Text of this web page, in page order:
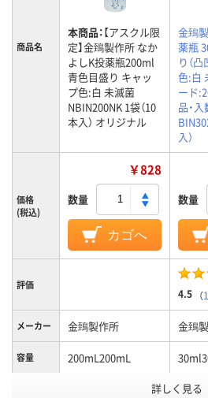
商品名
本商品：【アスクル限
定】金鵄製作所 なか
よしK投薬瓶200ml
青色目盛り キャッ
プ色:白 未滅菌
NBIN200NK 1袋（10
本入） オリジナル
金鵄
薬瓶
り（
色:白
ード
品・
入）
価格
(税込)
￥828
数量
カゴへ
数量
評価
4.5 （
メーカー 金鵄製作所 金鵄
容量 200mL200mL
未滅菌
詳しく見る